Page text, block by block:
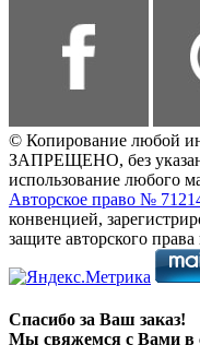
© Копирование любой
ЗАПРЕЩЕНО, без
использование любого
Авторское право №
конвенцией,
защите авторского
Спасибо за Ваш заказ!
Мы свяжемся с Вами в